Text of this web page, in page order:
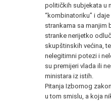
političkih subjekata u
“kombinatoriku” i
strankama sa manjim
stranke nerijetko
skupštinskih većina,
nelegitimni potezi i
su premijeri vlada ili
ministara iz istih.
Pitanja Izbornog
u tom smislu, a koja